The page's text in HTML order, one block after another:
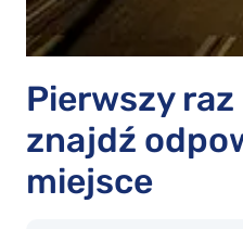
Pierwszy
znajdź
miejsce